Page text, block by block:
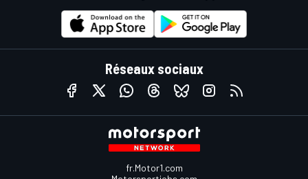
Réseaux sociaux
fr.Motor1.com